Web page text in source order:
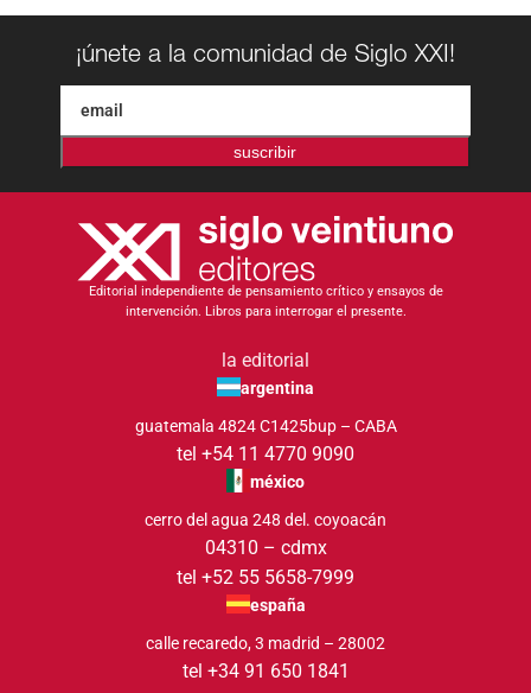
¡únete a la comunidad de Siglo XXI!
suscribir
Editorial independiente de pensamiento crítico y ensayos de
intervención. Libros para interrogar el presente.
la editorial
argentina
guatemala 4824 C1425bup – CABA
tel +54 11 4770 9090
méxico
cerro del agua 248 del. coyoacán
04310 – cdmx
tel +52 55 5658-7999
españa
calle recaredo, 3 madrid – 28002
tel +34 91 650 1841